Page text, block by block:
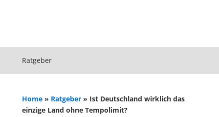
Ratgeber
Home» Ratgeber» Ist Deutschland wirklich das
einzige Land ohne Tempolimit?